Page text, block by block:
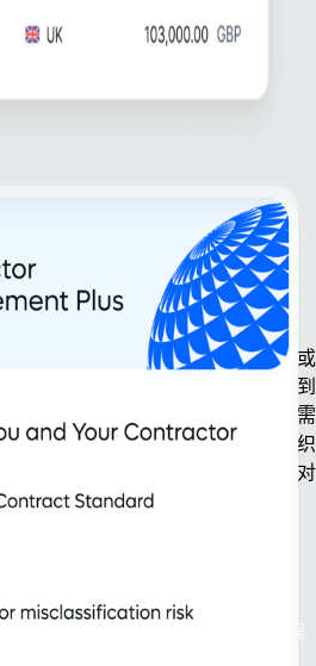
张
段发展机遇。无论是设立新主体，或
决方案可助你简化出海流程，从无到
工具兼顾企业当下运营与长远发展需
合规风控等模块，助力企业实现组织
企业将拥有强大的拓展能力，以应对
持续稳健发展。
200 余个国家及地区的用工身份误